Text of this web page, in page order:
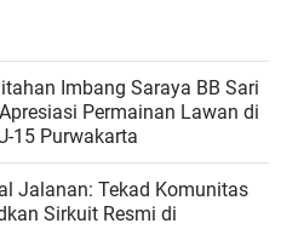
Imbang Saraya BB Sari
Permainan Lawan di
15 Purwakarta
Jalanan: Tekad Komunitas
Sirkuit Resmi di